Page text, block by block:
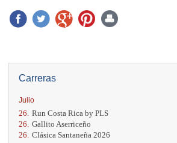
Carreras
Julio
26. Run Costa Rica by PLS
26. Gallito Aserriceño
26. Clásica Santaneña 2026